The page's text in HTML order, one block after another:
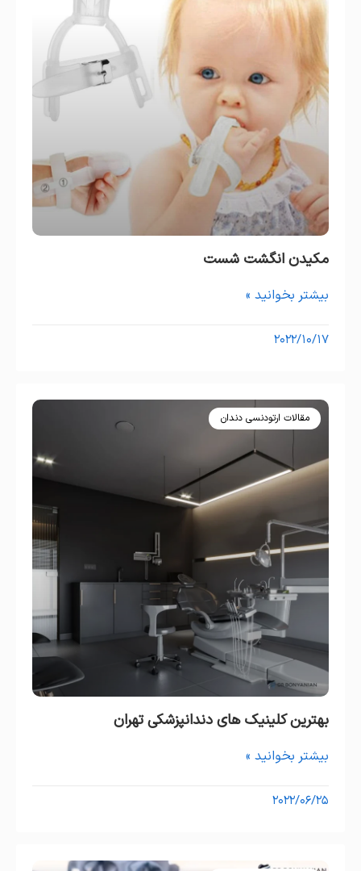
مکیدن انگشت شست
بیشتر بخوانید »
۲۰۲۲/۱۰/۱۷
مقالات ارتودنسی دندان
بهترین کلینیک های دندانپزشکی تهران
بیشتر بخوانید »
۲۰۲۲/۰۶/۲۵